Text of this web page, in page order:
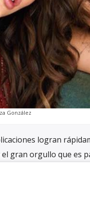
González
logran
gran orgullo que es